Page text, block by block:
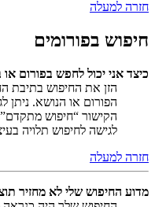
חזרה למעלה
חיפוש בפורומים
כיצד אני יכול לחפש בפורום או
הזן את החיפוש בתיבת
הפורום או הנושא. ניתן
הקישור “חיפוש
לגישה לחיפוש תלויה
חזרה למעלה
מדוע החיפוש שלי לא מחזיר